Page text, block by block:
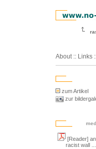
About :: Links
zum Artikel
zur
[Reader]
racist wall ...